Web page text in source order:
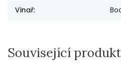
Vinař:
Související